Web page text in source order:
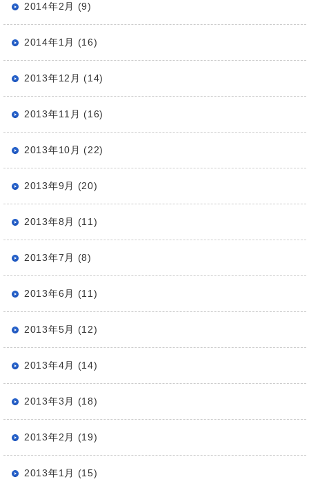
2014年2月 (9)
2014年1月 (16)
2013年12月 (14)
2013年11月 (16)
2013年10月 (22)
2013年9月 (20)
2013年8月 (11)
2013年7月 (8)
2013年6月 (11)
2013年5月 (12)
2013年4月 (14)
2013年3月 (18)
2013年2月 (19)
2013年1月 (15)